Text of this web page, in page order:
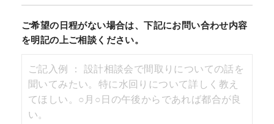
ご希望の日程がない場合は、下記にお問い合わせ内容
を明記の上ご相談ください。